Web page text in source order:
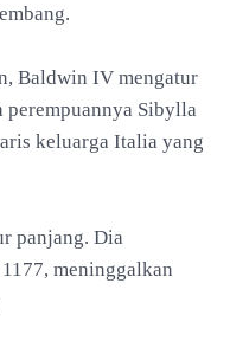
Baldwin IV mengatur
perempuannya Sibylla
keluarga Italia yang
panjang. Dia
meninggalkan